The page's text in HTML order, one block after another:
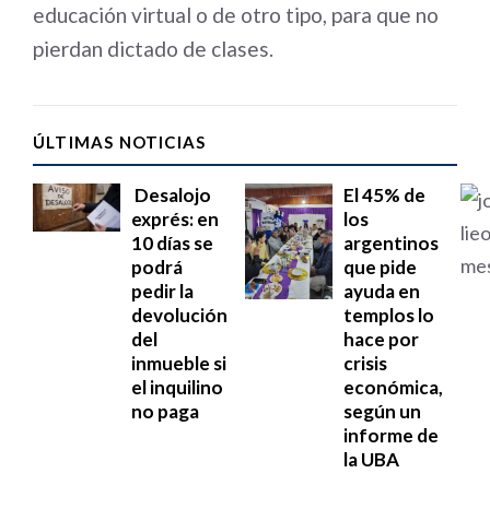
educación virtual o de otro tipo, para que no
pierdan dictado de clases.
ÚLTIMAS NOTICIAS
Desalojo
exprés: en
10 días se
podrá
pedir la
devolución
del
inmueble si
el inquilino
no paga
El 45% de
los
argentinos
que pide
ayuda en
templos lo
hace por
crisis
económica,
según un
informe de
la UBA